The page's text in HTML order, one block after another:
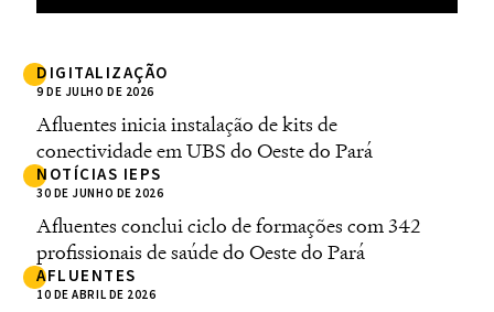
DIGITALIZAÇÃO
9 DE JULHO DE 2026
Afluentes inicia instalação de kits de
conectividade em UBS do Oeste do Pará
NOTÍCIAS IEPS
30 DE JUNHO DE 2026
Afluentes conclui ciclo de formações com 342
profissionais de saúde do Oeste do Pará
AFLUENTES
10 DE ABRIL DE 2026